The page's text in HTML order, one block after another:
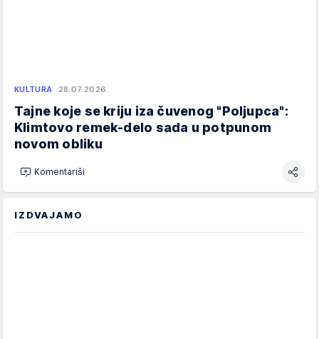
KULTURA 28.07.2026.
Tajne koje se kriju iza čuvenog "Poljupca":
Klimtovo remek-delo sada u potpunom
novom obliku
Komentariši
IZDVAJAMO